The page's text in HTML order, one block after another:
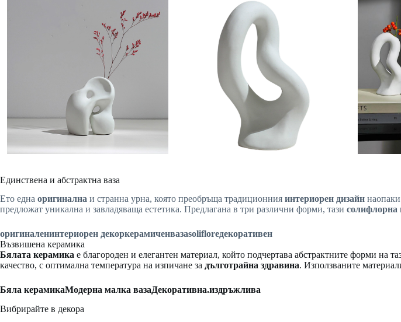
Единствена и абстрактна ваза
Ето една оригинална и странна урна, която преобръща традиционния интериорен дизайн
предложат уникална и завладяваща естетика. Предлагана в три различни форми, тази солифлорна
оригиналенинтериорен декоркерамиченвазаsolifloreдекоративен
Възвишена керамика
Бялата керамика е благороден и елегантен материал, който подчертава абстрактните форми на
качество, с оптимална температура на изпичане за дълготрайна здравина. Използваните
Бяла керамикаМодерна малка вазаДекоративна.издръжлива
Вибрирайте в декора